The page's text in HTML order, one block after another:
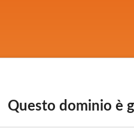
Questo dominio è